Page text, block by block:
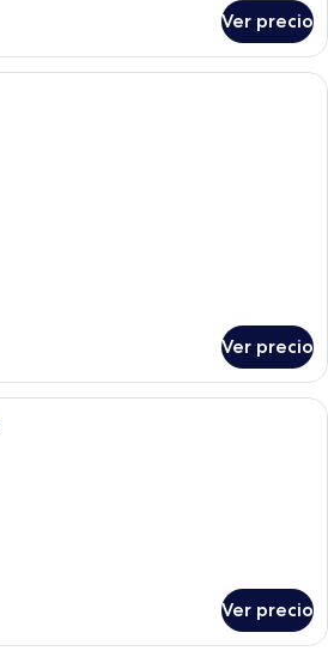
Ver precio
Habitación de hotel con dos camas,
Ver precio
Ropa de cama de alta calidad y caja
Ver precio